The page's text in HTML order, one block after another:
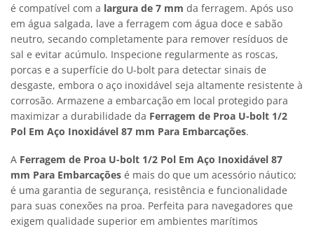
é compatível com a largura de 7 mm da ferragem. Após uso
em água salgada, lave a ferragem com água doce e sabão
neutro, secando completamente para remover resíduos de
sal e evitar acúmulo. Inspecione regularmente as roscas,
porcas e a superfície do U-bolt para detectar sinais de
desgaste, embora o aço inoxidável seja altamente resistente à
corrosão. Armazene a embarcação em local protegido para
maximizar a durabilidade da Ferragem de Proa U-bolt 1/2
Pol Em Aço Inoxidável 87 mm Para Embarcações.
A Ferragem de Proa U-bolt 1/2 Pol Em Aço Inoxidável 87
mm Para Embarcações é mais do que um acessório náutico;
é uma garantia de segurança, resistência e funcionalidade
para suas conexões na proa. Perfeita para navegadores que
exigem qualidade superior em ambientes marítimos